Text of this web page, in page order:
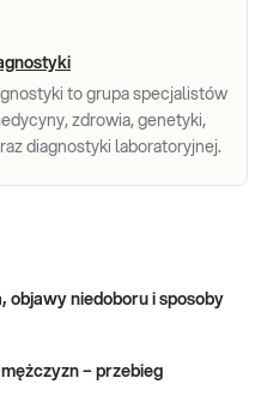
to grupa specjalistów
zdrowia, genetyki,
diagnostyki laboratoryjnej.
objawy niedoboru i sposoby
– przebieg